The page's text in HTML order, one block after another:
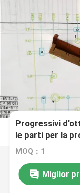
Progressivi
le parti per la
MOQ：1
Miglior